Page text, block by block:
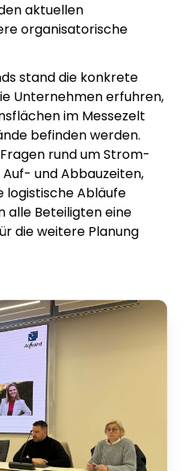
aktuellen
organisatorische
stand die konkrete
Unternehmen erfuhren,
im Messezelt
befinden werden.
rund um Strom-
und Abbauzeiten,
logistische Abläufe
alle Beteiligten eine
die weitere Planung